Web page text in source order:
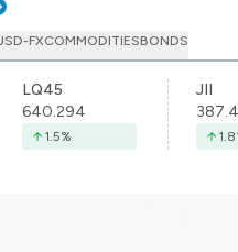
FXCOMMODITIESBONDS
LQ45
640.294
1.5%
JII